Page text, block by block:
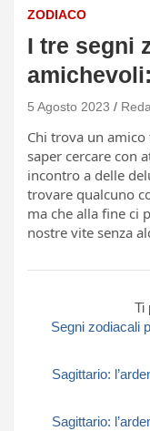
ZODIACO
I tre segni
5 Agosto 2023
Chi trova un
saper cercare con
incontro a delle
trovare qualcuno
ma che alla fine ci
nostre vite senza
Ti
Segni zodiacali
Sagittario:
Sagittario: